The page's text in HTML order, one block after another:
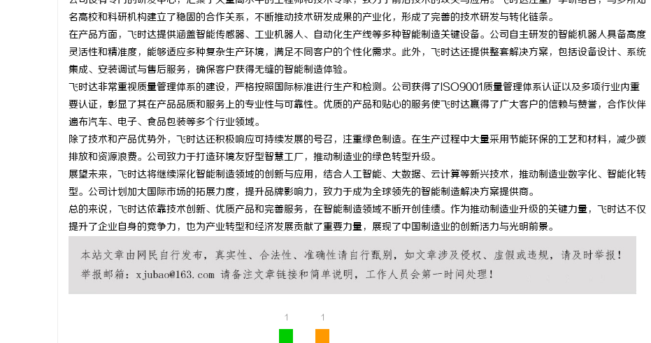
名高校和科研机构建立了稳固的合作关系，不断推动技术研发成果的产业化，形成了完善的技术研发与转化链条。
在产品方面，飞时达提供涵盖智能传感器、工业机器人、自动化生产线等多种智能制造关键设备。公司自主研发的智能机器人具备高度
灵活性和精准度，能够适应多种复杂生产环境，满足不同客户的个性化需求。此外，飞时达还提供整套解决方案，包括设备设计、系统
集成、安装调试与售后服务，确保客户获得无缝的智能制造体验。
飞时达非常重视质量管理体系的建设，严格按照国际标准进行生产和检测。公司获得了ISO9001质量管理体系认证以及多项行业内重
要认证，彰显了其在产品品质和服务上的专业性与可靠性。优质的产品和贴心的服务使飞时达赢得了广大客户的信赖与赞誉，合作伙伴
遍布汽车、电子、食品包装等多个行业领域。
除了技术和产品优势外，飞时达还积极响应可持续发展的号召，注重绿色制造。在生产过程中大量采用节能环保的工艺和材料，减少碳
排放和资源浪费。公司致力于打造环境友好型智慧工厂，推动制造业的绿色转型升级。
展望未来，飞时达将继续深化智能制造领域的创新与应用，结合人工智能、大数据、云计算等新兴技术，推动制造业数字化、智能化转
型。公司计划加大国际市场的拓展力度，提升品牌影响力，致力于成为全球领先的智能制造解决方案提供商。
总的来说，飞时达依靠技术创新、优质产品和完善服务，在智能制造领域不断开创佳绩。作为推动制造业升级的关键力量，飞时达不仅
提升了企业自身的竞争力，也为产业转型和经济发展贡献了重要力量，展现了中国制造业的创新活力与光明前景。
1 1
武汉配眼镜 上海配眼镜 干燥症患者口干眼燥熬多年，一个周期缓过